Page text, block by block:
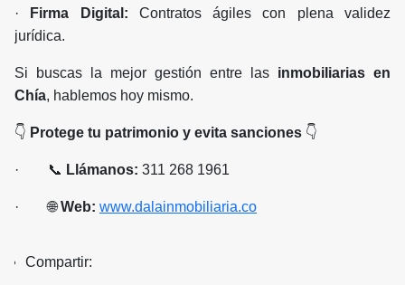
· Firma Digital: Contratos ágiles con plena validez
jurídica.
Si buscas la mejor gestión entre las inmobiliarias en
Chía, hablemos hoy mismo.
👇 Protege tu patrimonio y evita sanciones 👇
· 📞 Llámanos: 311 268 1961
· 🌐Web: www.dalainmobiliaria.co
Compartir: